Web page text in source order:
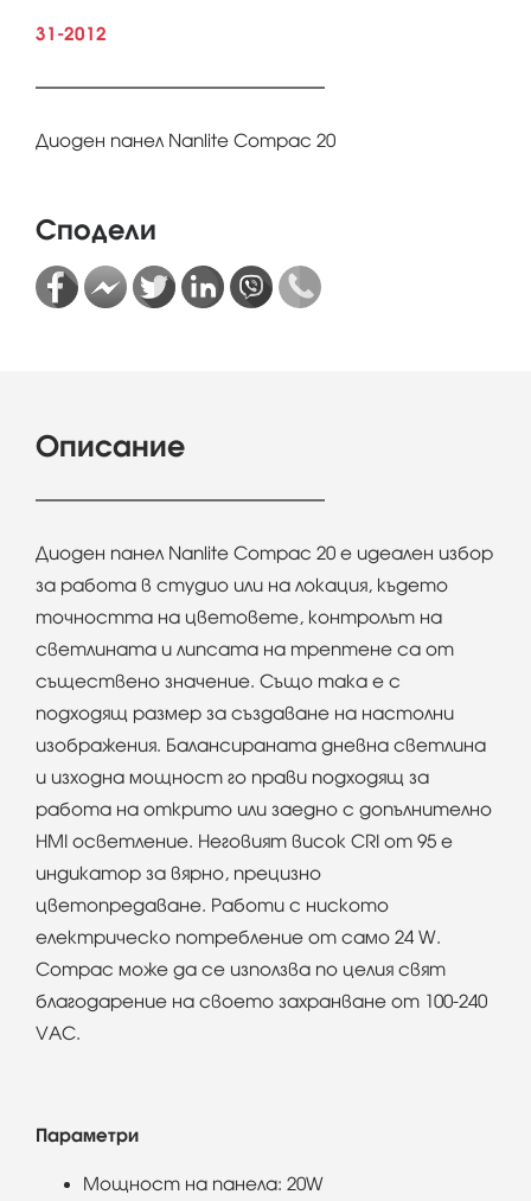
31-2012
Диоден панел Nanlite Compac 20
Сподели
Описание
Диоден панел Nanlite Compac 20 е идеален избор
за работа в студио или на локация, където
точността на цветовете, контролът на
светлината и липсата на трептене са от
съществено значение. Също така е с
подходящ размер за създаване на настолни
изображения. Балансираната дневна светлина
и изходна мощност го прави подходящ за
работа на открито или заедно с допълнително
HMI осветление. Неговият висок CRI от 95 е
индикатор за вярно, прецизно
цветопредаване. Работи с ниското
електрическо потребление от само 24 W.
Compac може да се използва по целия свят
благодарение на своето захранване от 100-240
VAC.
Параметри
Мощност на панела: 20W